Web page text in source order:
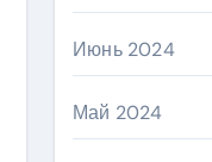
Июнь 2024
Май 2024